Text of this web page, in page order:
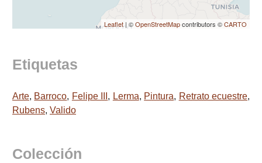
Leaflet| ©OpenStreetMapcontributors ©CARTO
Etiquetas
Arte, Barroco, Felipe III , Lerma, Pintura, Retrato ecuestre,
Rubens, Valido
Colección